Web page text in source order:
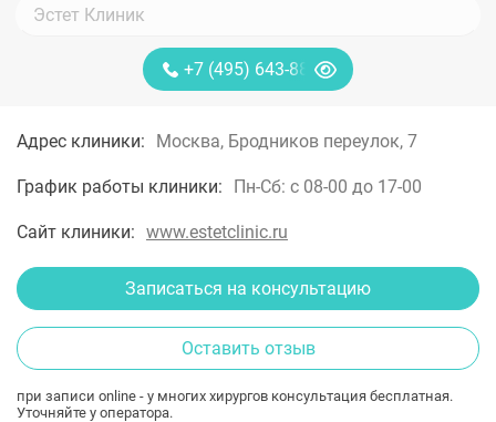
+7 (495) 643-88-80
Адрес клиники: Москва, Бродников переулок, 7
График работы клиники: Пн-Сб: с 08-00 до 17-00
Сайт клиники: www.estetclinic.ru
Записаться на консультацию
Оставить отзыв
при записи online - у многих хирургов консультация бесплатная.
Уточняйте у оператора.